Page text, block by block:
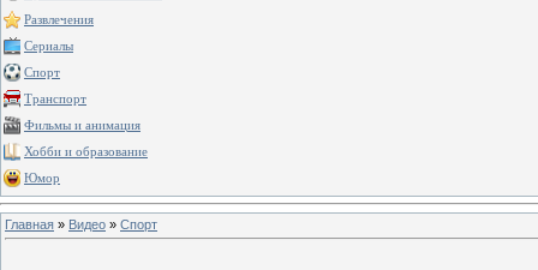
Развлечения
Сериалы
Спорт
Транспорт
Фильмы и анимация
Хобби и образование
Юмор
Главная » Видео » Спорт